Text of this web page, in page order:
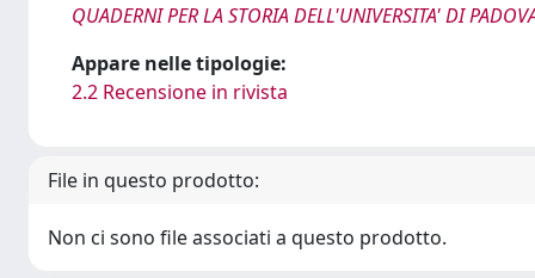
QUADERNI PER LA STORIA DELL'UNIVERSITA' DI
Appare nelle tipologie:
2.2 Recensione in rivista
File in questo prodotto:
Non ci sono file associati a questo prodotto.